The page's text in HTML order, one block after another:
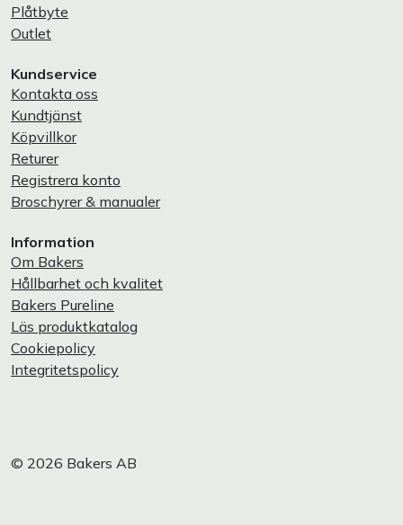
Plåtbyte
Outlet
Kundservice
Kontakta oss
Kundtjänst
Köpvillkor
Returer
Registrera konto
Broschyrer & manualer
Information
Om Bakers
Hållbarhet och kvalitet
Bakers Pureline
Läs produktkatalog
Cookiepolicy
Integritetspolicy
© 2026 Bakers AB